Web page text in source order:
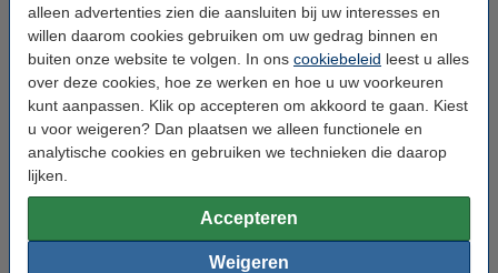
alleen advertenties zien die aansluiten bij uw interesses en
willen daarom cookies gebruiken om uw gedrag binnen en
buiten onze website te volgen. In ons cookiebeleid leest u alles
over deze cookies, hoe ze werken en hoe u uw voorkeuren
kunt aanpassen. Klik op accepteren om akkoord te gaan. Kiest
u voor weigeren? Dan plaatsen we alleen functionele en
analytische cookies en gebruiken we technieken die daarop
lijken.
Accepteren
Weigeren
onze producten best allemaal net iets duurder maken en
daarmee doen alsof we geen verzendkosten rekenen - zoals
meestal gebeurt bij andere webwinkels.
Dit vinden wij echter oneerlijk. Op deze manier worden klanten
die meerdere artikelen bestellen namelijk gestraft, doordat er aan
hen eigenlijk dubbele verzendkosten worden berekend.
De webwinkels die geen verzendkosten rekenen, verdienen dus
zonder dat u het door heeft op de 'geen verzendkosten'. Wij
maken geen geheim van de kosten, maar houden ze liever